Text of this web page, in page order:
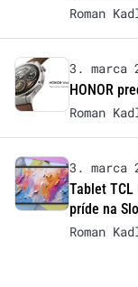
Roman
3. marca
HONOR
Roman
3. marca
Tablet TCL
príde na
Roman